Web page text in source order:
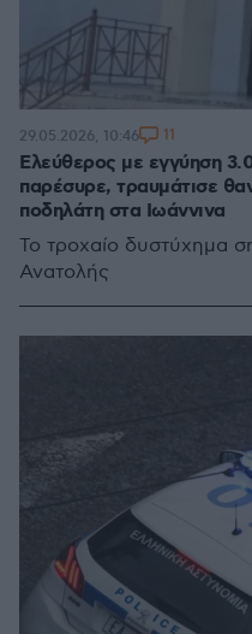
Ελεύθερος με εγγύηση
παρέσυρε, τραυμάτισε
ποδηλάτη στα Ιωάννινα
Το τροχαίο δυστύχημα
Ανατολής
29.05.2026, 10:46 11